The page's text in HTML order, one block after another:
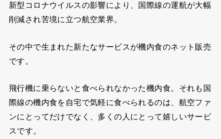
新型コロナウイルスの影響により、国際線の運航が大幅
削減され苦境に立つ航空業界。
その中で生まれた新たなサービスが機内食のネット販売
です。
飛行機に乗らないと食べられなかった機内食。それも国
際線の機内食を自宅で気軽に食べられるのは、航空ファ
ンにとってだけでなく、多くの人にとって嬉しいサービ
スです。